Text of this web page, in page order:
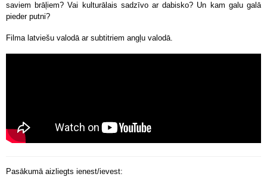
saviem brāļiem? Vai kulturālais sadzīvo ar dabisko? Un kam galu galā
pieder putni?
Filma latviešu valodā ar subtitriem angļu valodā.
Pasākumā aizliegts ienest/ievest: